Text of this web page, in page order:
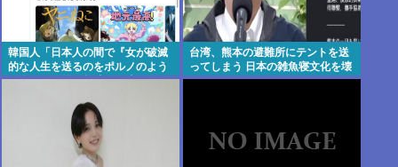
韓国人「日本人の間で『女が破滅
的な人生を送るのをポルノのよう
に楽しむ陰湿な趣味』が流行って
台湾、熊本の避難所にテントを送
ってしまう 日本の雑魚寝文化を壊
すな！